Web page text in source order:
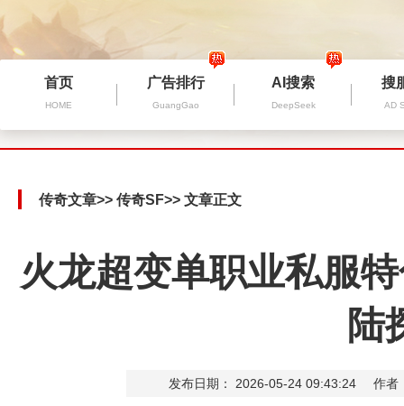
首页
HOME
广告排行
GuangGao
AI搜索
DeepSeek
搜
AD
传奇文章>> 传奇SF>> 文章正文
火龙超变单职业私服
陆
发布日期： 2026-05-24 09:43:24 作者